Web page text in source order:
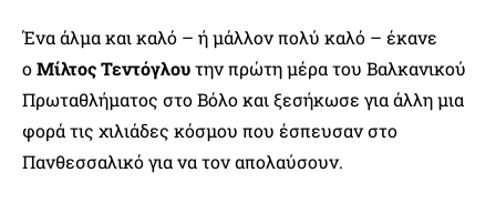
Ένα άλμα και καλό – ή μάλλον πολύ καλό – έκανε
οΜίλτος Τεντόγλουτην πρώτη μέρα του Βαλκανικού
Πρωταθλήματος στο Βόλο και ξεσήκωσε για άλλη μια
φορά τις χιλιάδες κόσμου που έσπευσαν στο
Πανθεσσαλικό για να τον απολαύσουν.